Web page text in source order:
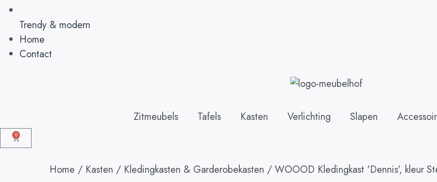
Trendy & modern
Home
Contact
Zitmeubels Tafels Kasten Verlichting Slapen
0
Home / Kasten / Kledingkasten & Garderobekasten / WOOOD Kledingkast 'Dennis', kleur